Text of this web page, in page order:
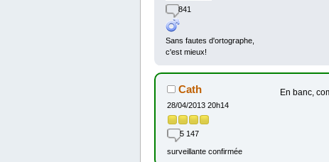
841
Sans fautes d'ortographe,
c'est mieux!
Cath
28/04/2013 20h14
5 147
surveillante confirmée
En banc,